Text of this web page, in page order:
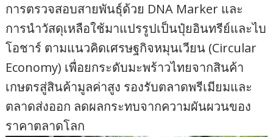
การตรวจสอบสายพันธุ์ด้วย DNA Marker และ
การนำวัสดุเหลือใช้มาแปรรูปเป็นปุ๋ยอินทรีย์และไบ
โอชาร์ ตามแนวคิดเศรษฐกิจหมุนเวียน (Circular
Economy) เพื่อยกระดับมะพร้าวไทยจากสินค้า
เกษตรสู่สินค้ามูลค่าสูง รองรับตลาดพรีเมียมและ
ตลาดส่งออก ลดผลกระทบจากความผันผวนของ
ราคาตลาดโลก